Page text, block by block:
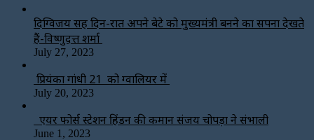
दिग्विजय सिंह दिन-रात अपने बेटे को मुख्यमंत्री बनने का सपना देखते
हैं-विष्णुदत्त शर्मा
July 27, 2023
प्रियंका गांधी 21 को ग्वालियर में
July 20, 2023
एयर फोर्स स्टेशन हिंडन की कमान संजय चोपड़ा ने संभाली
June 1, 2023